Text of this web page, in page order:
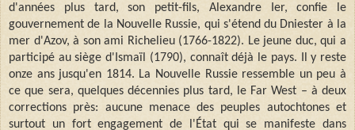
d'années plus tard, son petit-fils, Alexandre Ier, confie le
gouvernement de la Nouvelle Russie, qui s'étend du Dniester à la
mer d'Azov, à son ami Richelieu (1766-1822). Le jeune duc, qui a
participé au siège d'Ismaïl (1790), connaît déjà le pays. Il y reste
onze ans jusqu'en 1814. La Nouvelle Russie ressemble un peu à
ce que sera, quelques décennies plus tard, le Far West – à deux
corrections près: aucune menace des peuples autochtones et
surtout un fort engagement de l'État qui se manifeste dans